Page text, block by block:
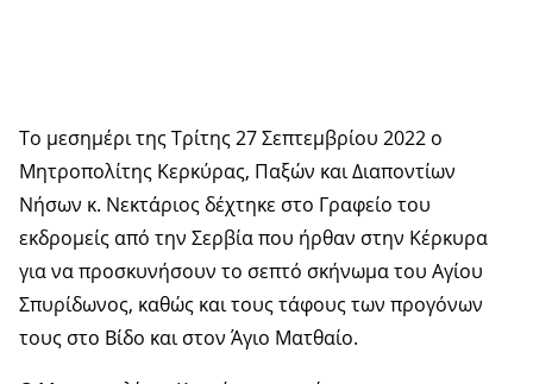
Το μεσημέρι της Τρίτης 27 Σεπτεμβρίου 2022 ο
Μητροπολίτης Κερκύρας, Παξών και Διαποντίων
Νήσων κ. Νεκτάριος δέχτηκε στο Γραφείο του
εκδρομείς από την Σερβία που ήρθαν στην Κέρκυρα
για να προσκυνήσουν το σεπτό σκήνωμα του Αγίου
Σπυρίδωνος, καθώς και τους τάφους των προγόνων
τους στο Βίδο και στον Άγιο Ματθαίο.